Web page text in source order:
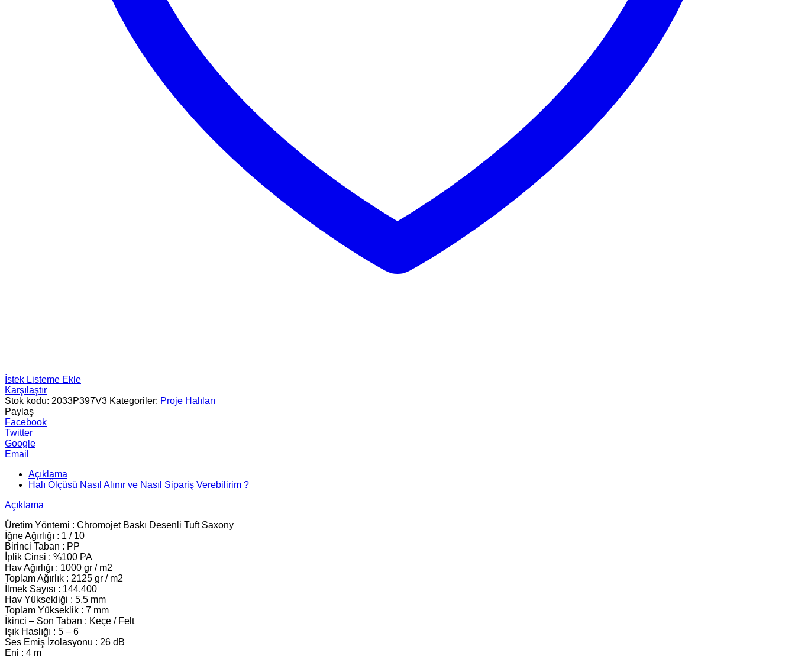
İstek Listeme Ekle
Karşılaştır
Stok kodu: 2033P397V3 Kategoriler: Proje Halıları
Paylaş
Facebook
Twitter
Google
Email
Açıklama
Halı Ölçüsü Nasıl Alınır ve Nasıl Sipariş Verebilirim ?
Açıklama
Üretim Yöntemi : Chromojet Baskı Desenli Tuft Saxony
İğne Ağırlığı : 1 / 10
Birinci Taban : PP
İplik Cinsi : %100 PA
Hav Ağırlığı : 1000 gr / m2
Toplam Ağırlık : 2125 gr / m2
İlmek Sayısı : 144.400
Hav Yüksekliği : 5.5 mm
Toplam Yükseklik : 7 mm
İkinci – Son Taban : Keçe / Felt
Işık Haslığı : 5 – 6
Ses Emiş İzolasyonu : 26 dB
Eni : 4 m